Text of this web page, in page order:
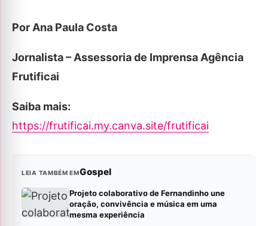
Por Ana Paula Costa
Jornalista – Assessoria de Imprensa Agência
Frutificai
Saiba mais:
https://frutificai.my.canva.site/frutificai
LEIA TAMBÉM EMGospel
Projeto colaborativo de Fernandinho une
oração, convivência e música em uma
mesma experiência